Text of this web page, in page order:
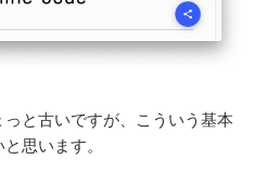
と古いですが、こういう基本
思います。